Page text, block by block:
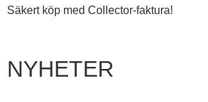
Säkert köp med Collector-faktura!
NYHETER